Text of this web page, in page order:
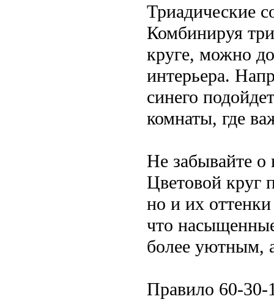
Триадические
Комбинируя
круге, можно
интерьера.
синего
комнаты, где
Не забывайте о
Цветовой круг
но и их
что
более уютным,
Правило 60-30-